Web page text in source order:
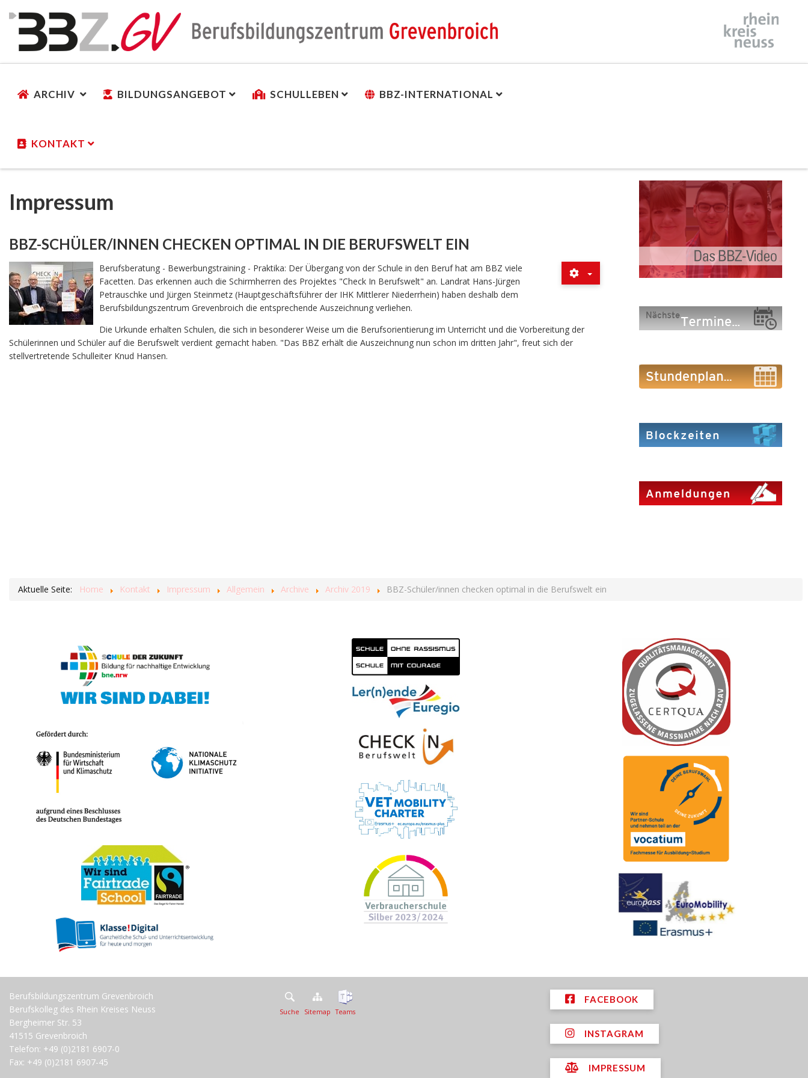
ARCHIV BILDUNGSANGEBOT SCHULLEBEN BBZ-INTERNATIONAL
KONTAKT
Impressum
BBZ-SCHÜLER/INNEN CHECKEN OPTIMAL IN DIE BERUFSWELT EIN
Berufsberatung - Bewerbungstraining - Praktika: Der Übergang von der Schule in den Beruf hat am BBZ viele
Facetten. Das erkennen auch die Schirmherren des Projektes "Check In Berufswelt" an. Landrat Hans-Jürgen
Petrauschke und Jürgen Steinmetz (Hauptgeschäftsführer der IHK Mittlerer Niederrhein) haben deshalb dem
Berufsbildungszentrum Grevenbroich die entsprechende Auszeichnung verliehen.
Die Urkunde erhalten Schulen, die sich in besonderer Weise um die Berufsorientierung im Unterricht und die Vorbereitung der
Schülerinnen und Schüler auf die Berufswelt verdient gemacht haben. "Das BBZ erhält die Auszeichnung nun schon im dritten Jahr", freut sich der
stellvertretende Schulleiter Knud Hansen.
Aktuelle Seite: Home Kontakt Impressum Allgemein Archive Archiv 2019 BBZ-Schüler/innen checken optimal in die Berufswelt ein
Berufsbildungszentrum Grevenbroich
Berufskolleg des Rhein Kreises Neuss
Bergheimer Str. 53
41515 Grevenbroich
Telefon: +49 (0)2181 6907-0
Fax: +49 (0)2181 6907-45
Suche Sitemap Teams
FACEBOOK
INSTAGRAM
IMPRESSUM